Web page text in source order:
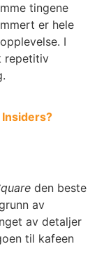
tingene
er hele
I
repetitiv
Insiders?
den beste
av
av detaljer
til kafeen